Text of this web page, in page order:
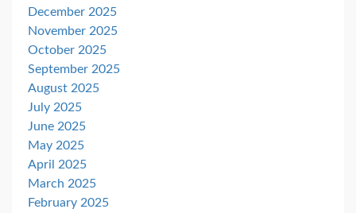
December 2025
November 2025
October 2025
September 2025
August 2025
July 2025
June 2025
May 2025
April 2025
March 2025
February 2025